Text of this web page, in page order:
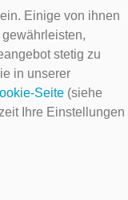
Einige von ihnen
stetig zu
in unserer
Seite (siehe
Ihre Einstellungen